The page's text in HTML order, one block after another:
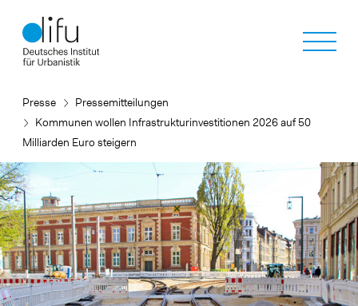
zum
Inhalt
Presse
Pressemitteilungen
Kommunen wollen Infrastrukturinvestitionen 2026 auf 50
Milliarden Euro steigern